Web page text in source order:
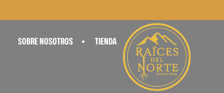
SOBRE NOSOTROS
TIENDA